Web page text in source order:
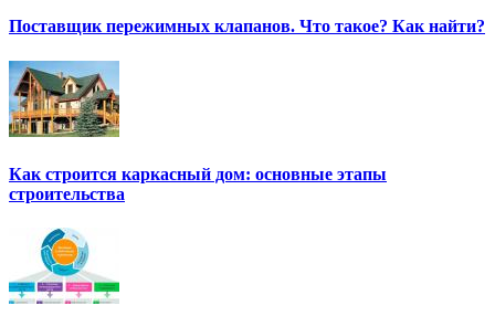
Поставщик пережимных клапанов. Что такое? Как найти?
Как строится каркасный дом: основные этапы
строительства